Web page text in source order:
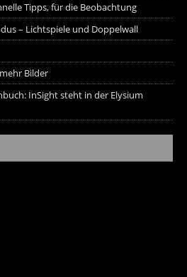
Tipps, für die Beobachtung
– Lichtspiele und Doppelwall
Bilder
InSight steht in der Elysium